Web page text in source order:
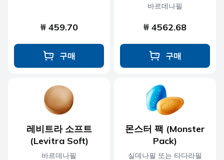
₩ 459.70
구매
바르데나필
₩ 4562.68
구매
레비트라 소프트
(Levitra Soft)
바르데나필
몬스터 팩 (Monster
Pack)
실데나필 또는 타다라필